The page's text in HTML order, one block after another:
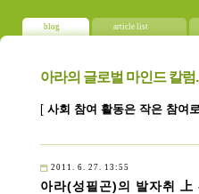
blog article list
아라의 글로벌 마인드 칼
[ 사회 참여 활동은 작은 참여
2011. 6. 27. 13:55
아라(성필곤)의 발자취